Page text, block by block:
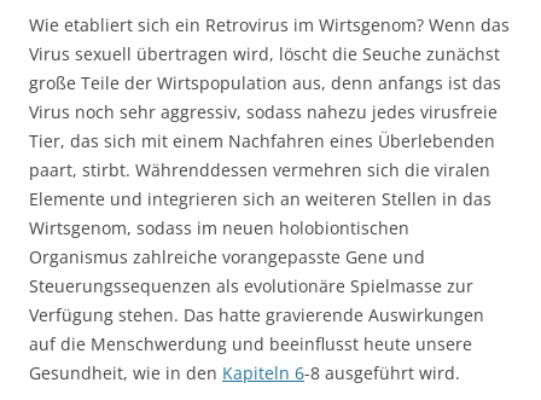
Wie etabliert sich ein Retrovirus im Wirtsgenom? Wenn das
Virus sexuell übertragen wird, löscht die Seuche zunächst
große Teile der Wirtspopulation aus, denn anfangs ist das
Virus noch sehr aggressiv, sodass nahezu jedes virusfreie
Tier, das sich mit einem Nachfahren eines Überlebenden
paart, stirbt. Währenddessen vermehren sich die viralen
Elemente und integrieren sich an weiteren Stellen in das
Wirtsgenom, sodass im neuen holobiontischen
Organismus zahlreiche vorangepasste Gene und
Steuerungssequenzen als evolutionäre Spielmasse zur
Verfügung stehen. Das hatte gravierende Auswirkungen
auf die Menschwerdung und beeinflusst heute unsere
Gesundheit, wie in den Kapiteln 6-8 ausgeführt wird.